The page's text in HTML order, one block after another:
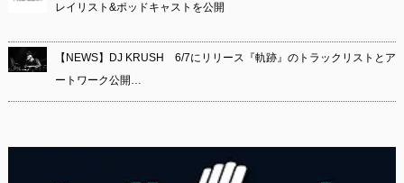
レイリスト&ポッドキャストを公開
【NEWS】DJ KRUSH 6/7にリリース『軌跡』のトラックリストとア
ートワーク公開…